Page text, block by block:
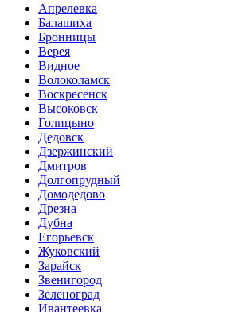
Апрелевка
Балашиха
Бронницы
Верея
Видное
Волоколамск
Воскресенск
Высоковск
Голицыно
Дедовск
Дзержинский
Дмитров
Долгопрудный
Домодедово
Дрезна
Дубна
Егорьевск
Жуковский
Зарайск
Звенигород
Зеленоград
Ивантеевка